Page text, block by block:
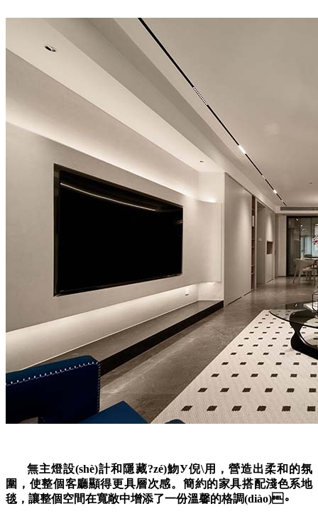
無主燈設(shè)計和隱藏?zé)魩У倪\用，營造出柔和的氛
圍，使整個客廳顯得更具層次感。簡約的家具搭配淺色系地
毯，讓整個空間在寬敞中增添了一份溫馨的格調(diào)。